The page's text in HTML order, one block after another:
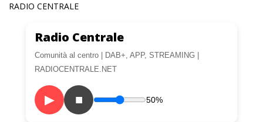
RADIO CENTRALE
Radio Centrale
Comunità al centro | DAB+, APP, STREAMING |
RADIOCENTRALE.NET
▶ ■ 50%